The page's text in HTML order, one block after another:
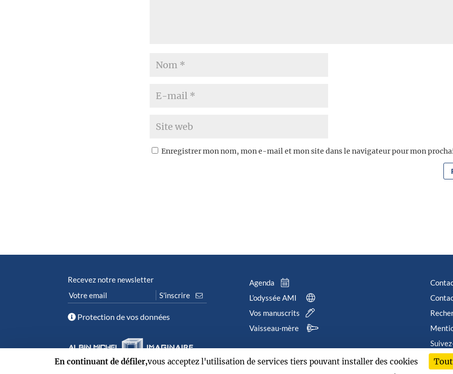
Enregistrer mon nom, mon e-mail et mon site dans le navigateur pour mon
Recevez notre newsletter
Protection de vos données
Agenda
L’odyssée AMI
Vos manuscrits
Vaisseau-mère
En continuant de défiler,vous acceptez l'utilisation de services tiers pouvant installer des cookies